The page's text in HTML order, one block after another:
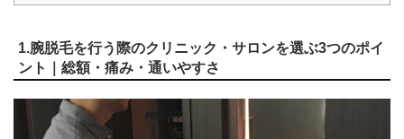
1.腕脱毛を行う際のクリニック・サロンを選ぶ3つのポイ
ント｜総額・痛み・通いやすさ